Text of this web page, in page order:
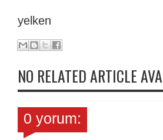
Gelibolu
yelken
NO RELATED ARTICLE
0 yorum: